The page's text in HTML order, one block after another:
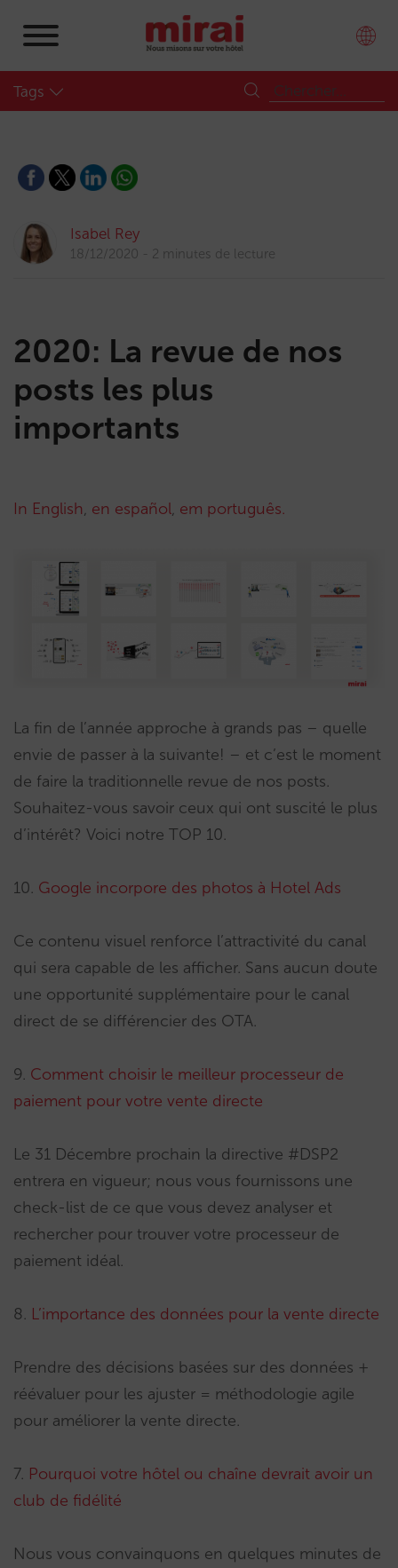
Tags
Isabel Rey
18/12/2020 2 minutes de lecture
2020: La revue de nos
posts les plus
importants
In English, en español, em português.
La fin de l’année approche à grands pas – quelle
envie de passer à la suivante! – et c’est le moment
de faire la traditionnelle revue de nos posts.
Souhaitez-vous savoir ceux qui ont suscité le plus
d’intérêt? Voici notre TOP 10.
10. Google incorpore des photos à Hotel Ads
Ce contenu visuel renforce l’attractivité du canal
qui sera capable de les afficher. Sans aucun doute
une opportunité supplémentaire pour le canal
direct de se différencier des OTA.
9. Comment choisir le meilleur processeur de
paiement pour votre vente directe
Le 31 Décembre prochain la directive #DSP2
entrera en vigueur; nous vous fournissons une
check-list de ce que vous devez analyser et
rechercher pour trouver votre processeur de
paiement idéal.
8. L’importance des données pour la vente directe
Prendre des décisions basées sur des données +
réévaluer pour les ajuster = méthodologie agile
pour améliorer la vente directe.
7. Pourquoi votre hôtel ou chaîne devrait avoir un
club de fidélité
Nous vous convainquons en quelques minutes de